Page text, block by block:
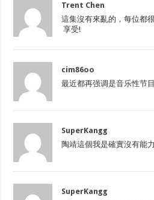
Trent Chen
這集沒有來亂的，每位都
享受!
cim86oo
最近都再强调是音乐性节
SuperKangg
陶靖這個我是確實沒有能
SuperKangg